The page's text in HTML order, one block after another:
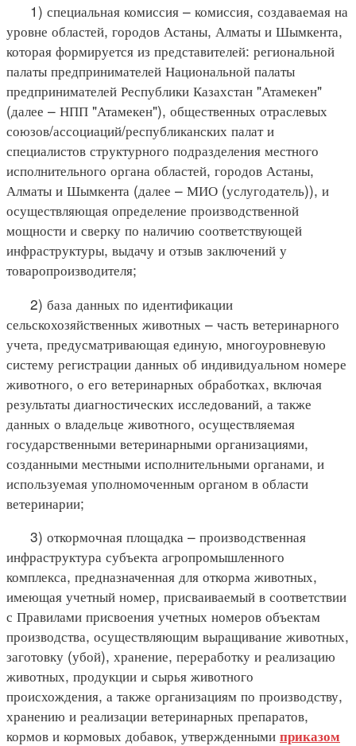
1) специальная комиссия – комиссия, создаваемая на
уровне областей, городов Астаны, Алматы и Шымкента,
которая формируется из представителей: региональной
палаты предпринимателей Национальной палаты
предпринимателей Республики Казахстан "Атамекен"
(далее – НПП "Атамекен"), общественных отраслевых
союзов/ассоциаций/республиканских палат и
специалистов структурного подразделения местного
исполнительного органа областей, городов Астаны,
Алматы и Шымкента (далее – МИО (услугодатель)), и
осуществляющая определение производственной
мощности и сверку по наличию соответствующей
инфраструктуры, выдачу и отзыв заключений у
товаропроизводителя;
2) база данных по идентификации
сельскохозяйственных животных – часть ветеринарного
учета, предусматривающая единую, многоуровневую
систему регистрации данных об индивидуальном номере
животного, о его ветеринарных обработках, включая
результаты диагностических исследований, а также
данных о владельце животного, осуществляемая
государственными ветеринарными организациями,
созданными местными исполнительными органами, и
используемая уполномоченным органом в области
ветеринарии;
3) откормочная площадка – производственная
инфраструктура субъекта агропромышленного
комплекса, предназначенная для откорма животных,
имеющая учетный номер, присваиваемый в соответствии
с Правилами присвоения учетных номеров объектам
производства, осуществляющим выращивание животных,
заготовку (убой), хранение, переработку и реализацию
животных, продукции и сырья животного
происхождения, а также организациям по производству,
хранению и реализации ветеринарных препаратов,
кормов и кормовых добавок, утвержденными приказом